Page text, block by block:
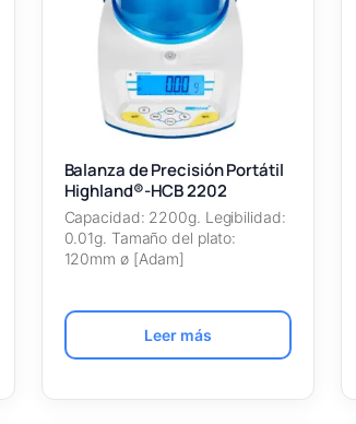
Balanza de Precisión Portátil
Highland®-HCB 2202
Capacidad: 2200g. Legibilidad:
0.01g. Tamaño del plato:
120mm ø [Adam]
Leer más